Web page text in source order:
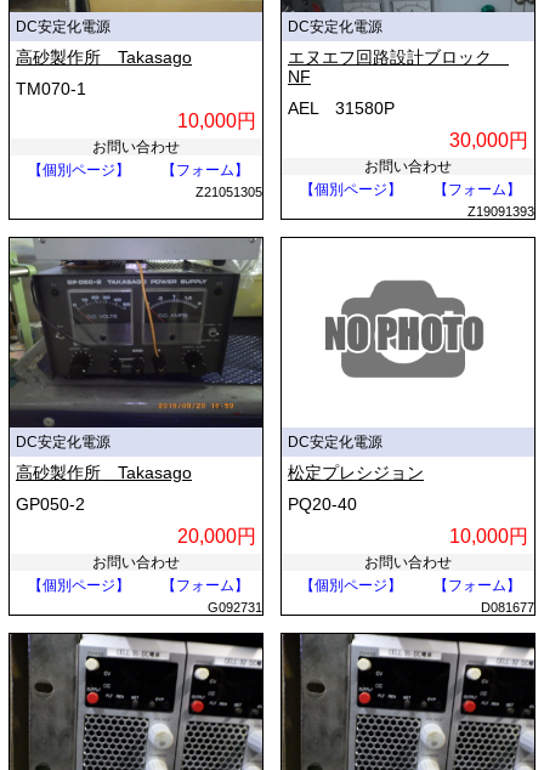
DC安定化電源
高砂製作所 Takasago
TM070-1
10,000円
お問い合わせ
【個別ページ】
【フォーム】
Z21051305
DC安定化電源
エヌエフ回路設計ブロック
NF
AEL 31580P
30,000円
お問い合わせ
【個別ページ】
【フォーム】
Z19091393
DC安定化電源
高砂製作所 Takasago
GP050-2
20,000円
お問い合わせ
【個別ページ】
【フォーム】
G092731
DC安定化電源
松定プレシジョン
PQ20-40
10,000円
お問い合わせ
【個別ページ】
【フォーム】
D081677